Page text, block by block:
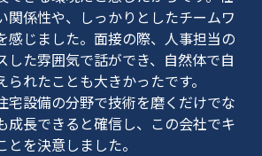
関係性や、しっかりとしたチームワ
感じました。面接の際、人事担当の
した雰囲気で話ができ、自然体で自
れたことも大きかったです。
宅設備の分野で技術を磨くだけでな
成長できると確信し、この会社でキ
とを決意しました。